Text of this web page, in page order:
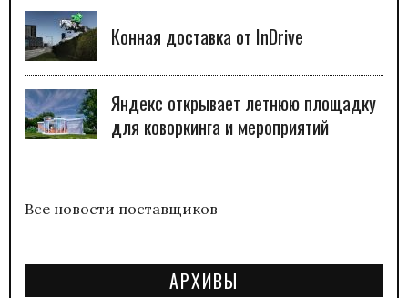
Конная доставка от InDrive
Яндекс открывает летнюю площадку
для коворкинга и мероприятий
Все новости поставщиков
АРХИВЫ